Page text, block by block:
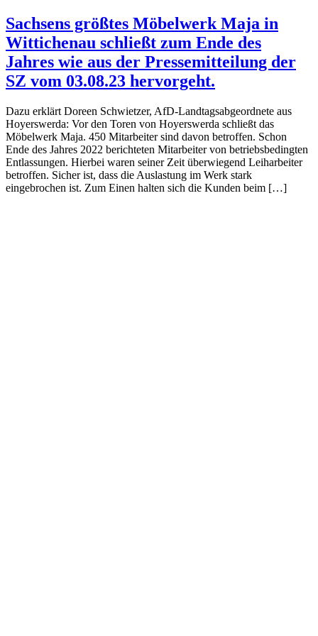
Sachsens größtes Möbelwerk Maja in
Wittichenau schließt zum Ende des
Jahres wie aus der Pressemitteilung der
SZ vom 03.08.23 hervorgeht.
Dazu erklärt Doreen Schwietzer, AfD-Landtagsabgeordnete aus
Hoyerswerda: Vor den Toren von Hoyerswerda schließt das
Möbelwerk Maja. 450 Mitarbeiter sind davon betroffen. Schon
Ende des Jahres 2022 berichteten Mitarbeiter von betriebsbedingten
Entlassungen. Hierbei waren seiner Zeit überwiegend Leiharbeiter
betroffen. Sicher ist, dass die Auslastung im Werk stark
eingebrochen ist. Zum Einen halten sich die Kunden beim […]